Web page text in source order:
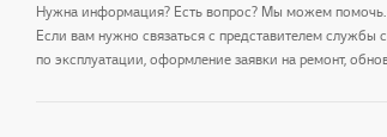
Нужна информация? Есть вопрос? Мы можем помочь.
Если вам нужно связаться с представителем
по эксплуатации, оформление заявки на ремонт,